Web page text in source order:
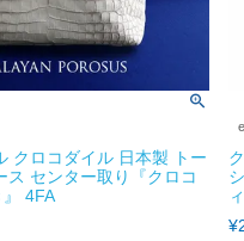
クロコダイル 日本製 トー
ス センター取り『クロコ
4FA
¥